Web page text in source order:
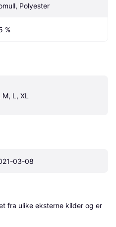
Polyester
%
M, L, XL
03-08
fra ulike eksterne kilder og er